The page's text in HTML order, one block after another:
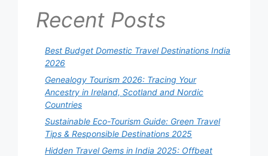
Recent Posts
Best Budget Domestic Travel Destinations India
2026
Genealogy Tourism 2026: Tracing Your
Ancestry in Ireland, Scotland and Nordic
Countries
Sustainable Eco-Tourism Guide: Green Travel
Tips & Responsible Destinations 2025
Hidden Travel Gems in India 2025: Offbeat